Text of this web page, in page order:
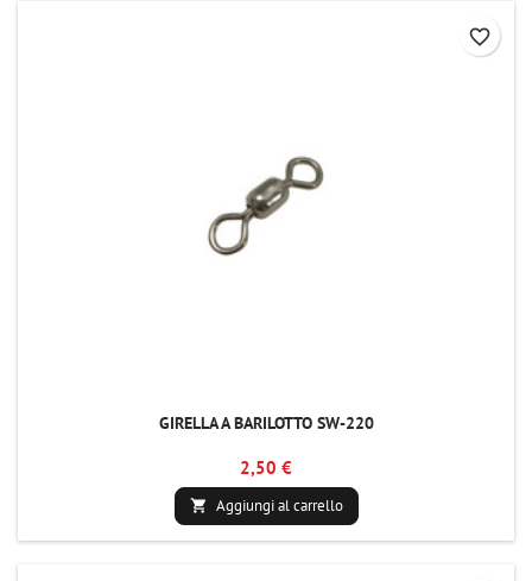
GIRELLA A BARILOTTO SW-220
2,50 €
 Aggiungi al carrello
favorite_border